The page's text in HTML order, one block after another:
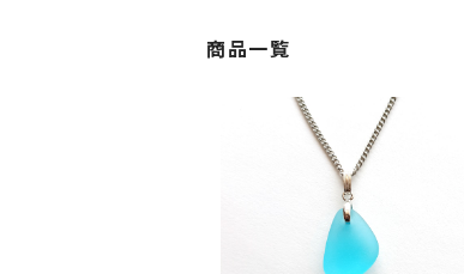
商品一覧
水色系天然シーグラス ネックレ
ス BN-95
¥2,350